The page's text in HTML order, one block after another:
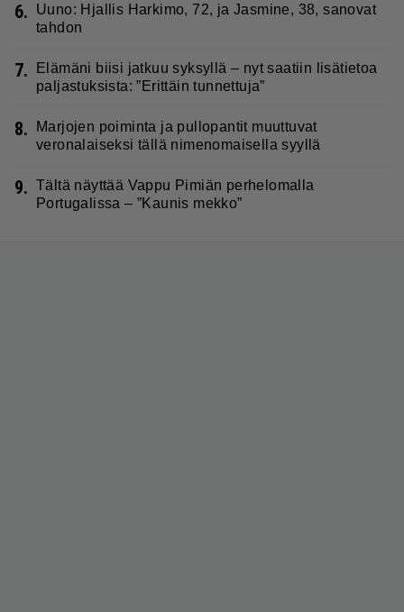
6.
Uuno: Hjallis Harkimo, 72, ja Jasmine, 38, sanovat
tahdon
7.
Elämäni biisi jatkuu syksyllä – nyt saatiin lisätietoa
paljastuksista: ”Erittäin tunnettuja”
8.
Marjojen poiminta ja pullopantit muuttuvat
veronalaiseksi tällä nimenomaisella syyllä
9.
Tältä näyttää Vappu Pimiän perhelomalla
Portugalissa – ”Kaunis mekko”